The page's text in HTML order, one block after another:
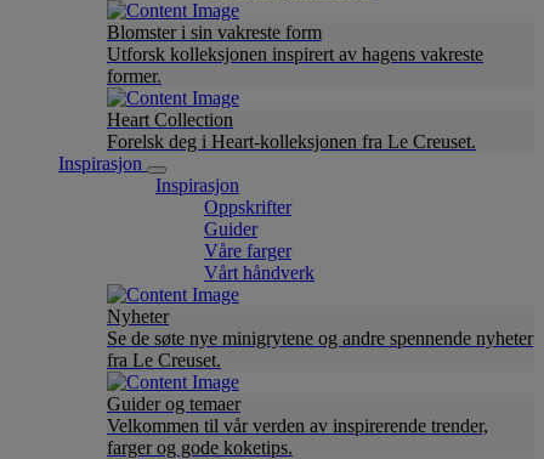
Blomster i sin vakreste form
Utforsk kolleksjonen inspirert av hagens vakreste
former.
Heart Collection
Forelsk deg i Heart-kolleksjonen fra Le Creuset.
Inspirasjon
Inspirasjon
Oppskrifter
Guider
Våre farger
Vårt håndverk
Nyheter
Se de søte nye minigrytene og andre spennende nyheter
fra Le Creuset.
Guider og temaer
Velkommen til vår verden av inspirerende trender,
farger og gode koketips.